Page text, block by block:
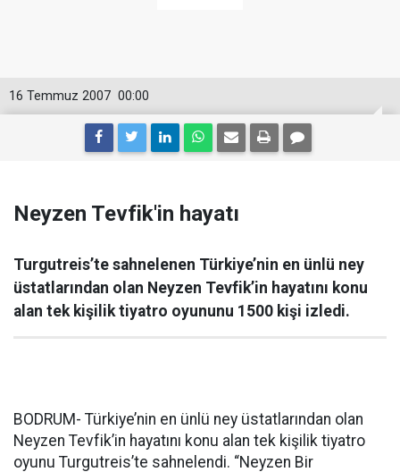
00:00
16 Temmuz 2007
Neyzen Tevfik'in hayatı
Turgutreis’te sahnelenen Türkiye’nin en ünlü ney
üstatlarından olan Neyzen Tevfik’in hayatını konu
alan tek kişilik tiyatro oyununu 1500 kişi izledi.
BODRUM- Türkiye’nin en ünlü ney üstatlarından olan
Neyzen Tevfik’in hayatını konu alan tek kişilik tiyatro
oyunu Turgutreis’te sahnelendi. “Neyzen Bir